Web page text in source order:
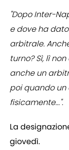
"Dopo Inter-
e dove ha
arbitrale.
turno? Sì, lì
anche un
poi quando
fisicamente...".
La
giovedì.